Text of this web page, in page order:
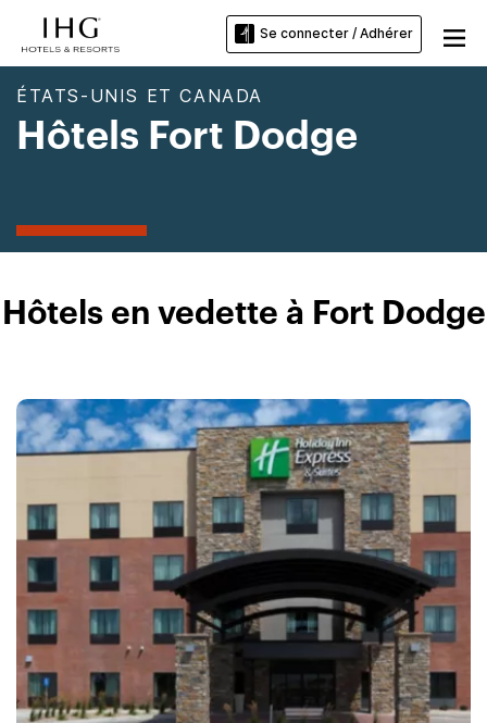
Se connecter / Adhérer
ÉTATS-UNIS ET CANADA
Hôtels Fort Dodge
Hôtels en vedette à Fort Dodge